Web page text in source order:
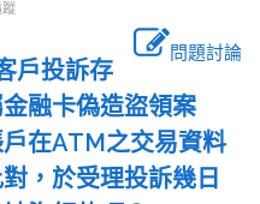
蹤
問題討論
戶投訴存
融卡偽造盜領案
在ATM之交易資料
，於受理投訴幾日